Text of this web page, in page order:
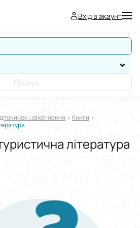
Вхід в акаунт
Пошук
і захоплення
Книги
література